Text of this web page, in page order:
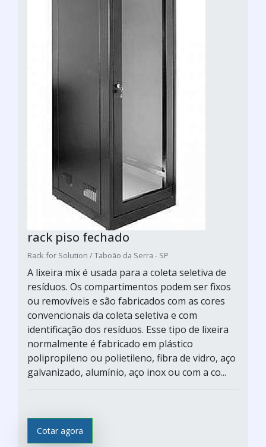
rack piso fechado
Rack for Solution / Taboão da Serra - SP
A lixeira mix é usada para a coleta seletiva de
resíduos. Os compartimentos podem ser fixos
ou removíveis e são fabricados com as cores
convencionais da coleta seletiva e com
identificação dos resíduos. Esse tipo de lixeira
normalmente é fabricado em plástico
polipropileno ou polietileno, fibra de vidro, aço
galvanizado, alumínio, aço inox ou com a co...
Cotar agora